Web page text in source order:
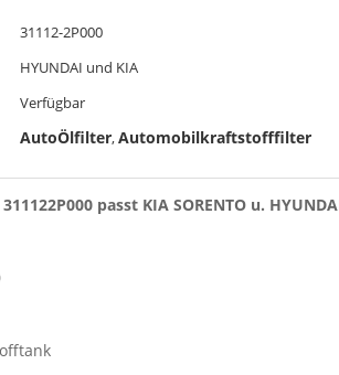
31112-2P000
HYUNDAI und KIA
Verfügbar
AutoÖlfilter,Automobilkraftstofffilter
passt KIA SORENTO u.